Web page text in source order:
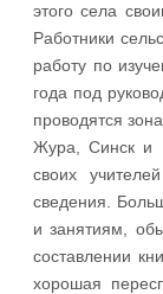
этого села
Работники
работу по
года под
проводятся
Жура, Синск и
своих
сведения.
и занятиям,
составлении
хорошая